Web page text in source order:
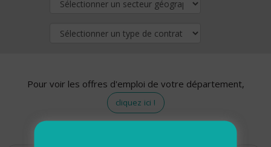
Pour voir les offres d'emploi de votre département,
cliquez ici !